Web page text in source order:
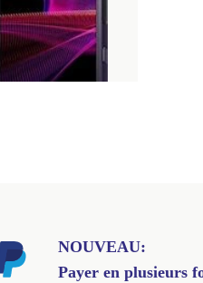
NOUVEAU:
Payer en plusieurs